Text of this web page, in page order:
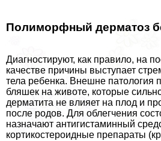
Полиморфный дерматоз
Диагностируют, как правило, на
качестве причины выступает
тела ребенка. Внешне патология
бляшек на животе, которые
дерматита не влияет на плод и
после родов. Для облегчения
назначают антигистаминный
кортикостероидные препараты